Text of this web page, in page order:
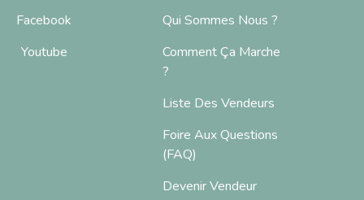
Facebook
Youtube
Qui Sommes Nous ?
Comment Ça Marche
?
Liste Des Vendeurs
Foire Aux Questions
(FAQ)
Devenir Vendeur